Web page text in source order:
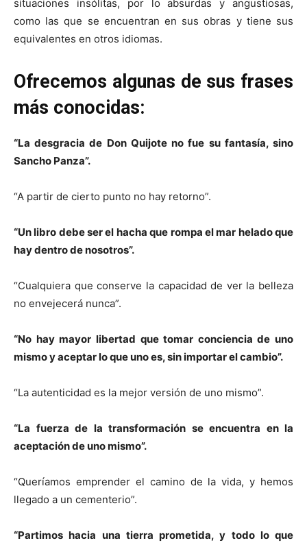
situaciones insólitas, por lo absurdas y angustiosas,
como las que se encuentran en sus obras y tiene sus
equivalentes en otros idiomas.
Ofrecemos algunas de sus frases
más conocidas:
“La desgracia de Don Quijote no fue su fantasía, sino
Sancho Panza”.
“A partir de cierto punto no hay retorno”.
“Un libro debe ser el hacha que rompa el mar helado que
hay dentro de nosotros”.
“Cualquiera que conserve la capacidad de ver la belleza
no envejecerá nunca”.
“No hay mayor libertad que tomar conciencia de uno
mismo y aceptar lo que uno es, sin importar el cambio”.
“La autenticidad es la mejor versión de uno mismo”.
“La fuerza de la transformación se encuentra en la
aceptación de uno mismo”.
“Queríamos emprender el camino de la vida, y hemos
llegado a un cementerio”.
“Partimos hacia una tierra prometida, y todo lo que